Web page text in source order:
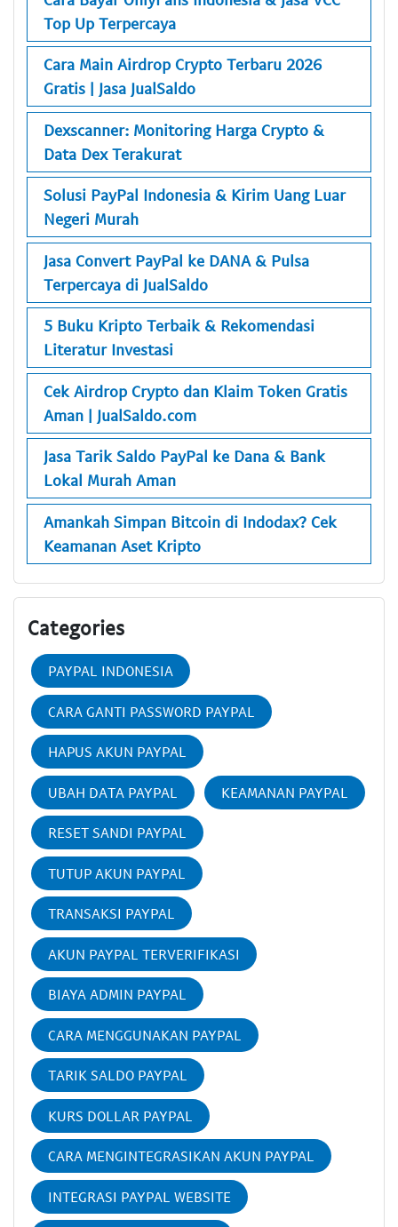
Top Up Terpercaya
Cara Main Airdrop Crypto Terbaru 2026
Gratis | Jasa JualSaldo
Dexscanner: Monitoring Harga Crypto &
Data Dex Terakurat
Solusi PayPal Indonesia & Kirim Uang Luar
Negeri Murah
Jasa Convert PayPal ke DANA & Pulsa
Terpercaya di JualSaldo
5 Buku Kripto Terbaik & Rekomendasi
Literatur Investasi
Cek Airdrop Crypto dan Klaim Token Gratis
Aman | JualSaldo.com
Jasa Tarik Saldo PayPal ke Dana & Bank
Lokal Murah Aman
Amankah Simpan Bitcoin di Indodax? Cek
Keamanan Aset Kripto
Categories
PAYPAL INDONESIA
CARA GANTI PASSWORD PAYPAL
HAPUS AKUN PAYPAL
UBAH DATA PAYPAL KEAMANAN PAYPAL
RESET SANDI PAYPAL
TUTUP AKUN PAYPAL
TRANSAKSI PAYPAL
AKUN PAYPAL TERVERIFIKASI
BIAYA ADMIN PAYPAL
CARA MENGGUNAKAN PAYPAL
TARIK SALDO PAYPAL
KURS DOLLAR PAYPAL
CARA MENGINTEGRASIKAN AKUN PAYPAL
INTEGRASI PAYPAL WEBSITE